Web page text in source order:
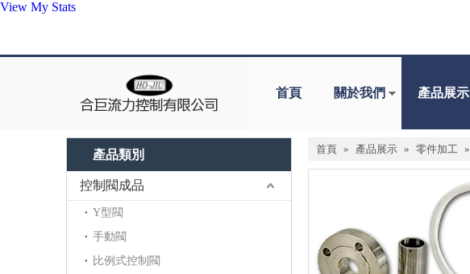
View My Stats
首頁 關於我們 產品展示
產品類別
控制閥成品
Y型閥
手動閥
比例式控制閥
首頁 » 產品展示 » 零件加工 »